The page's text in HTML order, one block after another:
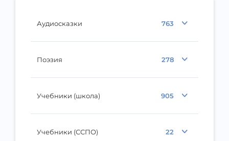
Аудиосказки 763
Поэзия 278
Учебники (школа) 905
Учебники (ССПО) 22